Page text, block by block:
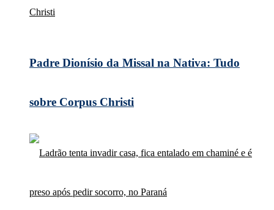
Padre Dionísio da Missal na Nativa: Tudo
sobre Corpus Christi